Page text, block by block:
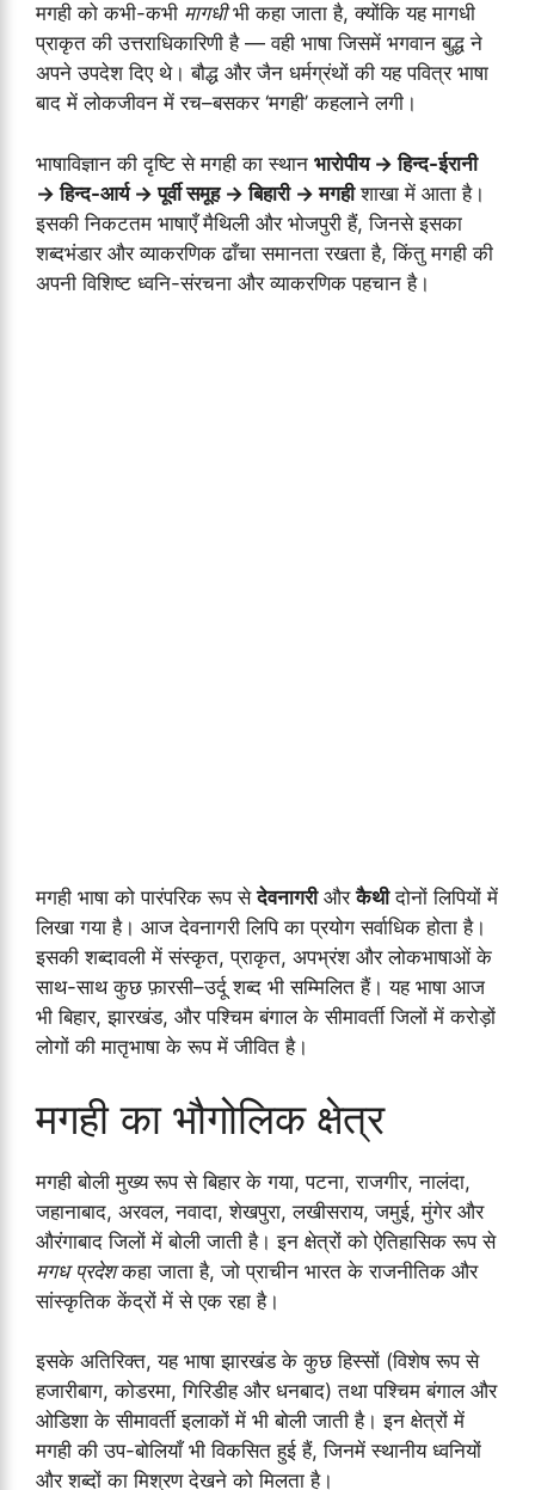
मगही को कभी-कभी मागधीभी कहा जाता है, क्योंकि यह मागधी
प्राकृत की उत्तराधिकारिणी है — वही भाषा जिसमें भगवान बुद्ध ने
अपने उपदेश दिए थे। बौद्ध और जैन धर्मग्रंथों की यह पवित्र भाषा
बाद में लोकजीवन में रच–बसकर ‘मगही’ कहलाने लगी।
भाषाविज्ञान की दृष्टि से मगही का स्थान भारोपीय → हिन्द-ईरानी
→ हिन्द-आर्य → पूर्वी समूह → बिहारी → मगहीशाखा में आता है।
इसकी निकटतम भाषाएँ मैथिली और भोजपुरी हैं, जिनसे इसका
शब्दभंडार और व्याकरणिक ढाँचा समानता रखता है, किंतु मगही की
अपनी विशिष्ट ध्वनि-संरचना और व्याकरणिक पहचान है।
मगही भाषा को पारंपरिक रूप सेदेवनागरीऔरकैथीदोनों लिपियों में
लिखा गया है। आज देवनागरी लिपि का प्रयोग सर्वाधिक होता है।
इसकी शब्दावली में संस्कृत, प्राकृत, अपभ्रंश और लोकभाषाओं के
साथ-साथ कुछ फ़ारसी–उर्दू शब्द भी सम्मिलित हैं। यह भाषा आज
भी बिहार, झारखंड, और पश्चिम बंगाल के सीमावर्ती जिलों में करोड़ों
लोगों की मातृभाषा के रूप में जीवित है।
मगही का भौगोलिक क्षेत्र
मगही बोली मुख्य रूप से बिहार के गया, पटना, राजगीर, नालंदा,
जहानाबाद, अरवल, नवादा, शेखपुरा, लखीसराय, जमुई, मुंगेर और
औरंगाबाद जिलों में बोली जाती है। इन क्षेत्रों को ऐतिहासिक रूप से
मगध प्रदेशकहा जाता है, जो प्राचीन भारत के राजनीतिक और
सांस्कृतिक केंद्रों में से एक रहा है।
इसके अतिरिक्त, यह भाषा झारखंड के कुछ हिस्सों (विशेष रूप से
हजारीबाग, कोडरमा, गिरिडीह और धनबाद) तथा पश्चिम बंगाल और
ओडिशा के सीमावर्ती इलाकों में भी बोली जाती है। इन क्षेत्रों में
मगही की उप-बोलियाँ भी विकसित हुई हैं, जिनमें स्थानीय ध्वनियों
और शब्दों का मिश्रण देखने को मिलता है।